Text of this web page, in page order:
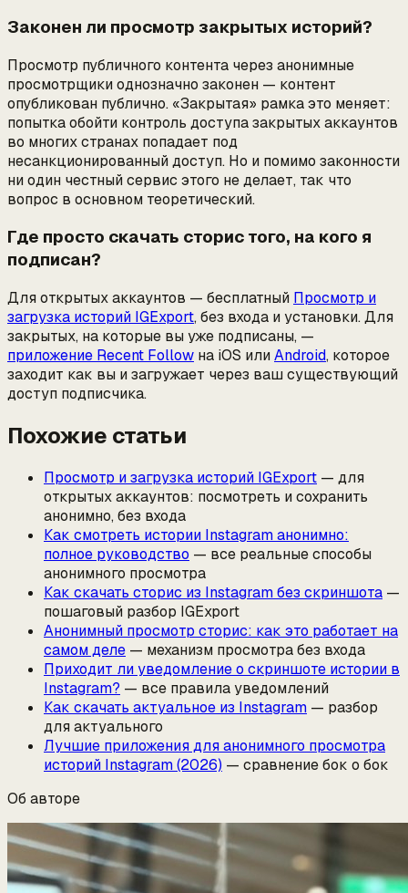
Законен ли просмотр закрытых историй?
Просмотр публичного контента через анонимные
просмотрщики однозначно законен — контент
опубликован публично. «Закрытая» рамка это меняет:
попытка обойти контроль доступа закрытых аккаунтов
во многих странах попадает под
несанкционированный доступ. Но и помимо законности
ни один честный сервис этого не делает, так что
вопрос в основном теоретический.
Где просто скачать сторис того, на кого я
подписан?
Для открытых аккаунтов — бесплатный Просмотр и
загрузка историй IGExport, без входа и установки. Для
закрытых, на которые вы уже подписаны, —
приложение Recent Follow на iOS илиAndroid, которое
заходит как вы и загружает через ваш существующий
доступ подписчика.
Похожие статьи
Просмотр и загрузка историй IGExport — для
открытых аккаунтов: посмотреть и сохранить
анонимно, без входа
Как смотреть истории Instagram анонимно:
полное руководство — все реальные способы
анонимного просмотра
Как скачать сторис из Instagram без скриншота —
пошаговый разбор IGExport
Анонимный просмотр сторис: как это работает на
самом деле — механизм просмотра без входа
Приходит ли уведомление о скриншоте истории в
Instagram? — все правила уведомлений
Как скачать актуальное из Instagram — разбор
для актуального
Лучшие приложения для анонимного просмотра
историй Instagram (2026) — сравнение бок о бок
Об авторе